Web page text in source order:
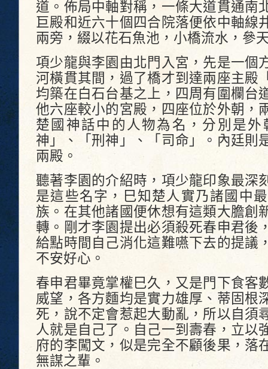
道。佈局中軸對稱，一條大道貫通南
巨殿和近六十個四合院落便依中軸線
兩旁，綴以花石魚池，小橋流水，參
項少龍與李園由北門入宮，先是一個
河橫貫其間，過了橋才到達兩座主殿
均築在白石台基之上，四周有圍欄台
他六座較小的宮殿，四座位於外朝，
楚國神話中的人物為名，分別是
神」、「刑神」、「司命」。內廷則
兩殿。
聽著李園的介紹時，項少龍印象最深
是這些名字，巳知楚人實乃諸國中
族。在其他諸國便休想有這類大膽創
轉。剛才李園提出必須殺死春申君後
給點時間自己消化這難嚥下去的提議
不安好心。
春申君畢竟掌權巳久，又是門下食客
威望，各方麵均是實力雄厚、蒂固根
死，說不定會惹起大動亂，所以自須
人就是自己了。自己一到壽春，立以
府的李闖文，似是完全不顧後果，落
無謀之輩。